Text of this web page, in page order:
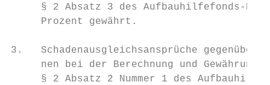
§ 2 Absatz 3 des Aufbauhilfefonds-
     Prozent gewährt.
3.   Schadenausgleichsansprüche
nen bei der Berechnung und Gewährung
§ 2 Absatz 2 Nummer 1 des